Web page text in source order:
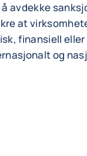
avdekke
at
finansiell eller
og